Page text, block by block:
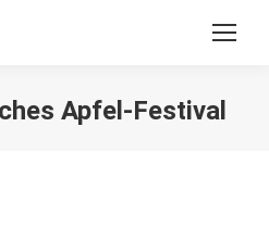
Apfel-Festival